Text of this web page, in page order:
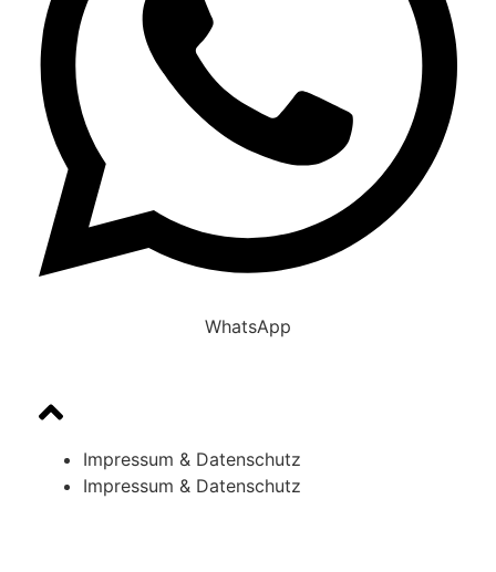
WhatsApp
Impressum & Datenschutz
Impressum & Datenschutz